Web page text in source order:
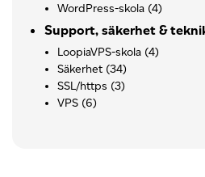
WordPress-skola (4)
Support, säkerhet &
LoopiaVPS-skola (4)
Säkerhet (34)
SSL/https (3)
VPS (6)